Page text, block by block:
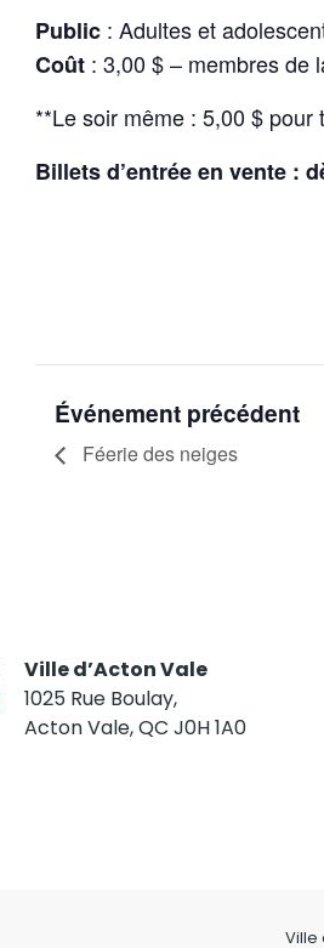
Public : Adultes et
Coût : 3,00 $ – membres de
**Le soir même : 5,00 $ pour
Billets d’entrée en vente :
Événement précédent
Féerie des neiges
Ville d’Acton Vale
1025 Rue Boulay,
Acton Vale, QC J0H 1A0
Ville